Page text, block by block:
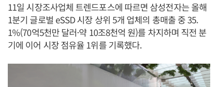
11일 시장조사업체 트렌드포스에 따르면 삼성전자는 올해
1분기 글로벌 eSSD 시장 상위 5개 업체의 총매출 중 35.
1%(70억5천만 달러·약 10조8천억 원)를 차지하며 직전 분
기에 이어 시장 점유율 1위를 기록했다.